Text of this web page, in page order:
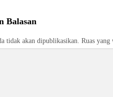
Balasan
tidak akan dipublikasikan. Ruas